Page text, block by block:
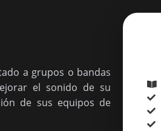
a grupos o bandas
el sonido de su
de sus equipos de